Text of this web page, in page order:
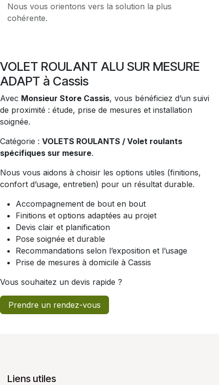
Nous vous orientons vers la solution la plus
cohérente.
VOLET ROULANT ALU SUR MESURE
ADAPT à Cassis
Avec Monsieur Store Cassis, vous bénéficiez d’un suivi
de proximité : étude, prise de mesures et installation
soignée.
Catégorie : VOLETS ROULANTS / Volet roulants
spécifiques sur mesure.
Nous vous aidons à choisir les options utiles (finitions,
confort d’usage, entretien) pour un résultat durable.
Accompagnement de bout en bout
Finitions et options adaptées au projet
Devis clair et planification
Pose soignée et durable
Recommandations selon l’exposition et l’usage
Prise de mesures à domicile à Cassis
Vous souhaitez un devis rapide ?
Prendre un rendez-vous
Liens utiles